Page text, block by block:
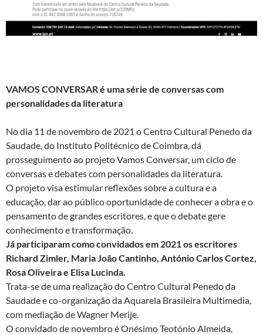
VAMOS CONVERSAR é uma série de conversas com
personalidades da literatura
No dia 11 de novembro de 2021 o Centro Cultural Penedo da
Saudade, do Instituto Politécnico de Coimbra, dá
prosseguimento ao projeto Vamos Conversar, um ciclo de
conversas e debates com personalidades da literatura.
O projeto visa estimular reflexões sobre a cultura e a
educação, dar ao público oportunidade de conhecer a obra e o
pensamento de grandes escritores, e que o debate gere
conhecimento e transformação.
Já participaram como convidados em 2021 os escritores
Richard Zimler, Maria João Cantinho, António Carlos Cortez,
Rosa Oliveira e Elisa Lucinda.
Trata-se de uma realização do Centro Cultural Penedo da
Saudade e co-organização da Aquarela Brasileira Multimedia,
com mediação de Wagner Merije.
O convidado de novembro é Onésimo Teotónio Almeida,